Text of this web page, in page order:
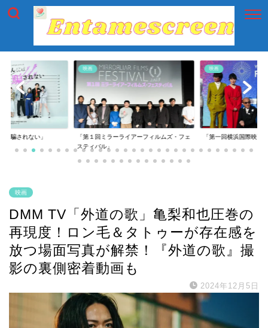
は騙されない」
映画
「第１回ミラーライアーフィルムズ・フェ
スティバル」
映画
「第一回横浜国際映画
映画
DMM TV「外道の歌」亀梨和也圧巻の
再現度！ロン毛＆タトゥーが存在感を
放つ場面写真が解禁！『外道の歌』撮
影の裏側密着動画も
2024年12月5日